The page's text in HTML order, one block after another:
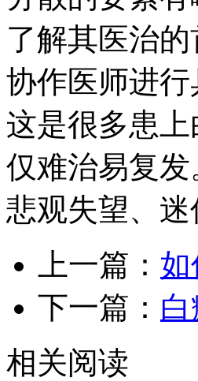
了解其医治
协作医师进
这是很多患
仅难治易复
悲观失望、
上一篇：
下一篇：
相关阅读